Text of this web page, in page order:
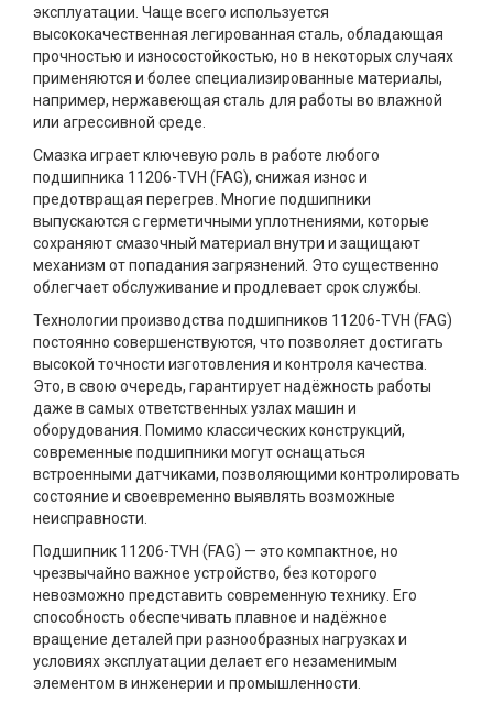
эксплуатации. Чаще всего используется
высококачественная легированная сталь, обладающая
прочностью и износостойкостью, но в некоторых случаях
применяются и более специализированные материалы,
например, нержавеющая сталь для работы во влажной
или агрессивной среде.
Смазка играет ключевую роль в работе любого
подшипника 11206-TVH (FAG), снижая износ и
предотвращая перегрев. Многие подшипники
выпускаются с герметичными уплотнениями, которые
сохраняют смазочный материал внутри и защищают
механизм от попадания загрязнений. Это существенно
облегчает обслуживание и продлевает срок службы.
Технологии производства подшипников 11206-TVH (FAG)
постоянно совершенствуются, что позволяет достигать
высокой точности изготовления и контроля качества.
Это, в свою очередь, гарантирует надёжность работы
даже в самых ответственных узлах машин и
оборудования. Помимо классических конструкций,
современные подшипники могут оснащаться
встроенными датчиками, позволяющими контролировать
состояние и своевременно выявлять возможные
неисправности.
Подшипник 11206-TVH (FAG) — это компактное, но
чрезвычайно важное устройство, без которого
невозможно представить современную технику. Его
способность обеспечивать плавное и надёжное
вращение деталей при разнообразных нагрузках и
условиях эксплуатации делает его незаменимым
элементом в инженерии и промышленности.